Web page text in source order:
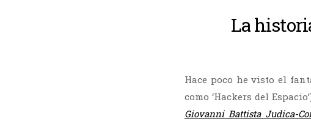
La
Hace poco he visto el
como ‘Hackers del
Giovanni Battista Judica-